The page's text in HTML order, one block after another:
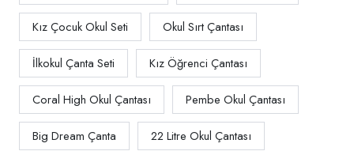
Kız Çocuk Okul Seti Okul Sırt Çantası
İlkokul Çanta Seti Kız Öğrenci Çantası
Coral High Okul Çantası Pembe Okul Çantası
Big Dream Çanta 22 Litre Okul Çantası